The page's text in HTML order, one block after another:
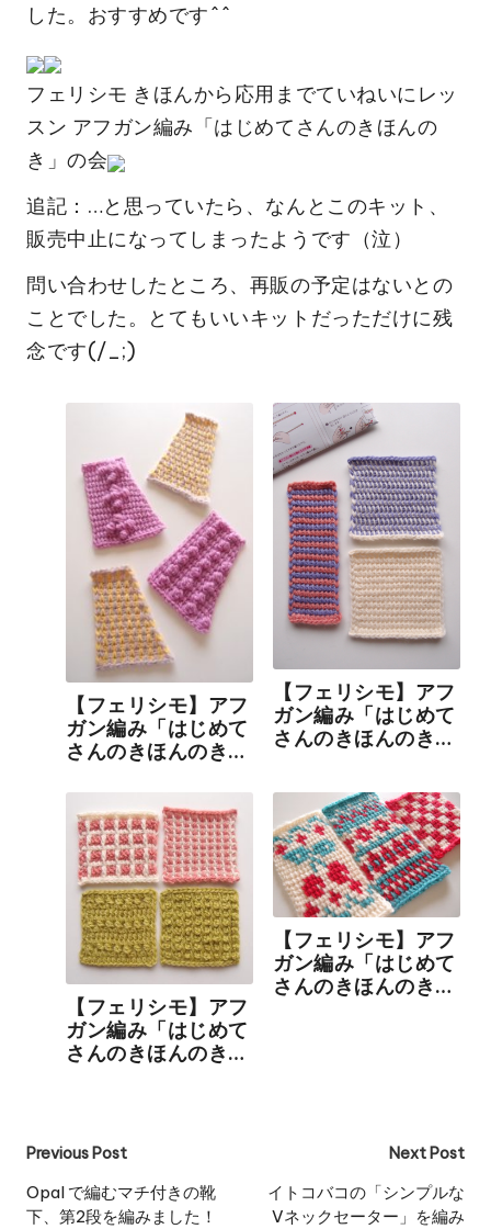
した。おすすめです^^
フェリシモ きほんから応用までていねいにレッ
スン アフガン編み「はじめてさんのきほんの
き」の会
追記：…と思っていたら、なんとこのキット、
販売中止になってしまったようです（泣）
問い合わせしたところ、再販の予定はないとの
ことでした。とてもいいキットだっただけに残
念です(/_;)
【フェリシモ】アフ
ガン編み「はじめて
さんのきほんのき」
目・減らし目と玉編
みを学びました
【フェリシモ】アフ
ガン編み「はじめて
さんのきほんのき」
【フェリシモ】アフ
ガン編み「はじめて
さんのきほんのき」
【フェリシモ】アフ
ガン編み「はじめて
さんのきほんのき」
Post
navigation
Previous Post
Opal で編むマチ付きの靴
下、第2段を編みました！
Next Post
イトコバコの「シンプルな
Vネックセーター」を編み